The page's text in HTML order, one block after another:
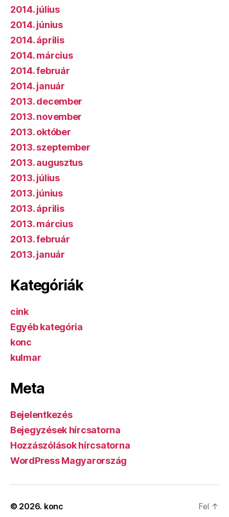
2014. július
2014. június
2014. április
2014. március
2014. február
2014. január
2013. december
2013. november
2013. október
2013. szeptember
2013. augusztus
2013. július
2013. június
2013. április
2013. március
2013. február
2013. január
Kategóriák
cink
Egyéb kategória
konc
kulmar
Meta
Bejelentkezés
Bejegyzések hírcsatorna
Hozzászólások hírcsatorna
WordPress Magyarország
© 2026. konc Fel ↑